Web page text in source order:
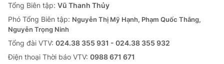
Tổng Biên tập: Vũ Thanh Thủy
Phó Tổng Biên tập: Nguyễn Thị Mỹ Hạnh, Phạm Quốc Thắng,
Nguyễn Trọng Ninh
Tổng đài VTV: 024.38 355 931 - 024.38 355 932
Ðiện thoại Thời báo VTV: 0988 671 671